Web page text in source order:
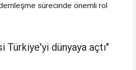
sürecinde önemli rol
Türkiye'yi dünyaya açtı"